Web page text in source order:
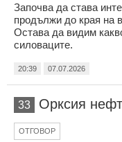
Започва да става
продължи до края на
Остава да видим
силоваците.
20:39 07.07.2026
33 Орксия
ОТГОВОР